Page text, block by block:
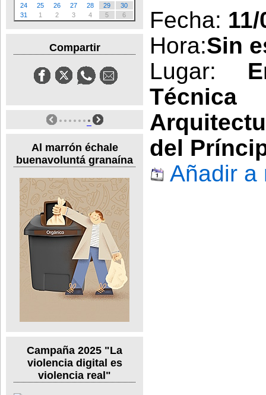
24
25 26 27 28 29
30
31
1 2 3 4 5 6
Compartir
Al marrón échale
buenavoluntá granaína
Campaña 2025 "La
violencia digital es
violencia real"
Fecha:
Hora:Sin
Lugar:
del
Añadir a